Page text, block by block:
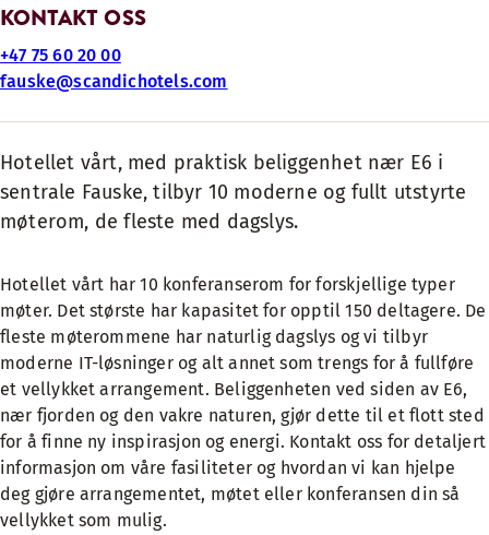
KONTAKT OSS
+47 75 60 20 00
fauske@scandichotels.com
Hotellet vårt, med praktisk beliggenhet nær E6 i
sentrale Fauske, tilbyr 10 moderne og fullt utstyrte
møterom, de fleste med dagslys.
Hotellet vårt har 10 konferanserom for forskjellige typer
møter. Det største har kapasitet for opptil 150 deltagere. De
fleste møterommene har naturlig dagslys og vi tilbyr
moderne IT-løsninger og alt annet som trengs for å fullføre
et vellykket arrangement. Beliggenheten ved siden av E6,
nær fjorden og den vakre naturen, gjør dette til et flott sted
for å finne ny inspirasjon og energi. Kontakt oss for detaljert
informasjon om våre fasiliteter og hvordan vi kan hjelpe
deg gjøre arrangementet, møtet eller konferansen din så
vellykket som mulig.